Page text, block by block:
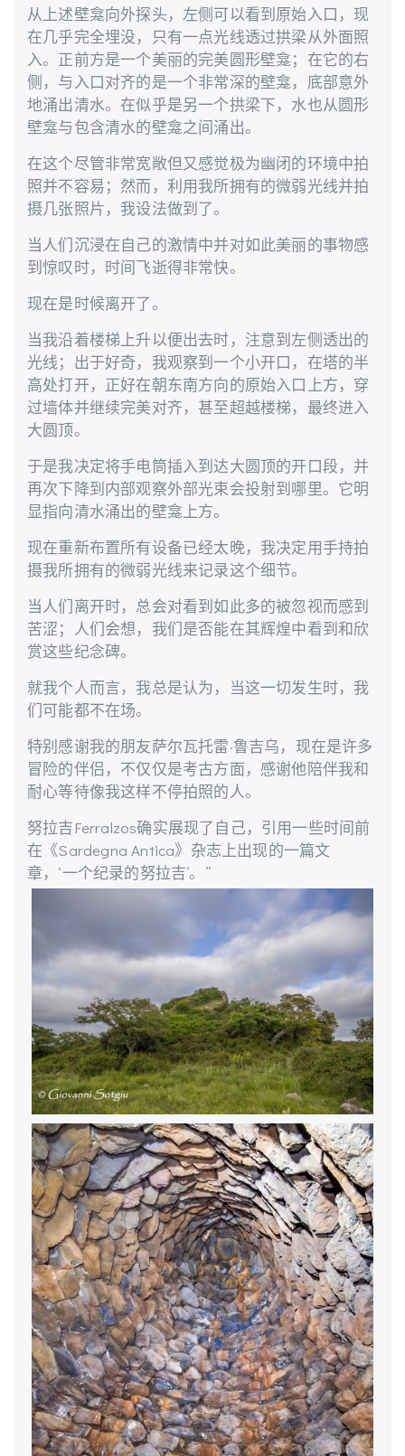
从上述壁龛向外探头，左侧可以看到原始入口，现
在几乎完全埋没，只有一点光线透过拱梁从外面照
入。正前方是一个美丽的完美圆形壁龛；在它的右
侧，与入口对齐的是一个非常深的壁龛，底部意外
地涌出清水。在似乎是另一个拱梁下，水也从圆形
壁龛与包含清水的壁龛之间涌出。
在这个尽管非常宽敞但又感觉极为幽闭的环境中拍
照并不容易；然而，利用我所拥有的微弱光线并拍
摄几张照片，我设法做到了。
当人们沉浸在自己的激情中并对如此美丽的事物感
到惊叹时，时间飞逝得非常快。
现在是时候离开了。
当我沿着楼梯上升以便出去时，注意到左侧透出的
光线；出于好奇，我观察到一个小开口，在塔的半
高处打开，正好在朝东南方向的原始入口上方，穿
过墙体并继续完美对齐，甚至超越楼梯，最终进入
大圆顶。
于是我决定将手电筒插入到达大圆顶的开口段，并
再次下降到内部观察外部光束会投射到哪里。它明
显指向清水涌出的壁龛上方。
现在重新布置所有设备已经太晚，我决定用手持拍
摄我所拥有的微弱光线来记录这个细节。
当人们离开时，总会对看到如此多的被忽视而感到
苦涩；人们会想，我们是否能在其辉煌中看到和欣
赏这些纪念碑。
就我个人而言，我总是认为，当这一切发生时，我
们可能都不在场。
特别感谢我的朋友萨尔瓦托雷·鲁吉乌，现在是许多
冒险的伴侣，不仅仅是考古方面，感谢他陪伴我和
耐心等待像我这样不停拍照的人。
努拉吉Ferralzos确实展现了自己，引用一些时间前
在《Sardegna Antica》杂志上出现的一篇文
章，‘一个纪录的努拉吉’。”